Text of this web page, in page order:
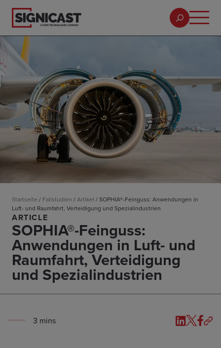
Startseite / Fallstudien /Artikel /SOPHIA®-Feinguss: Anwendungen in
Luft- und Raumfahrt, Verteidigung und Spezialindustrien
ARTICLE
SOPHIA®-Feinguss:
Anwendungen in Luft- und
Raumfahrt, Verteidigung
und Spezialindustrien
3 mins